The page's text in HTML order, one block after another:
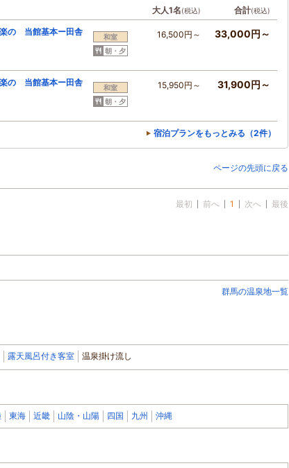
大人1名(税込) 合計(税込)
楽の 当館基本ー田舎
和室
朝・夕
16,500円～ 33,000円～
楽の 当館基本ー田舎
和室
朝・夕
15,950円～ 31,900円～
宿泊プランをもっとみる（2件）
ページの先頭に戻る
最初 前へ 1 次へ 最後
群馬の温泉地一覧
露天風呂付き客室 温泉掛け流し
東海 近畿 山陰・山陽 四国 九州 沖縄